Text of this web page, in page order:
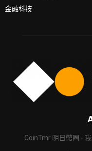
金融科技
CoinTmr 明日幣圈 -